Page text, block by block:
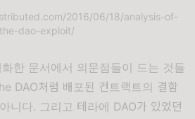
2016/06/18/analysis-of-
the-dao-exploit/
한 문서에서 의문점들이 드는 것들
DAO처럼 배포된 컨트랙트의 결함
니다. 그리고 테라에 DAO가 있었던